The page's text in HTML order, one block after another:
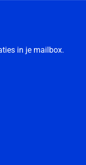
in je mailbox.